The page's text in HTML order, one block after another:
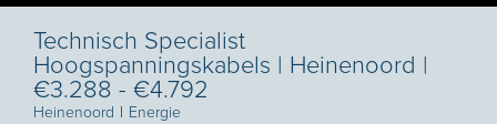
Technisch Specialist
Hoogspanningskabels | Heinenoord |
€3.288 - €4.792
Heinenoord I Energie